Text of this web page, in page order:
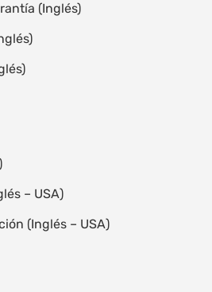
(Inglés)
– USA)
(Inglés – USA)